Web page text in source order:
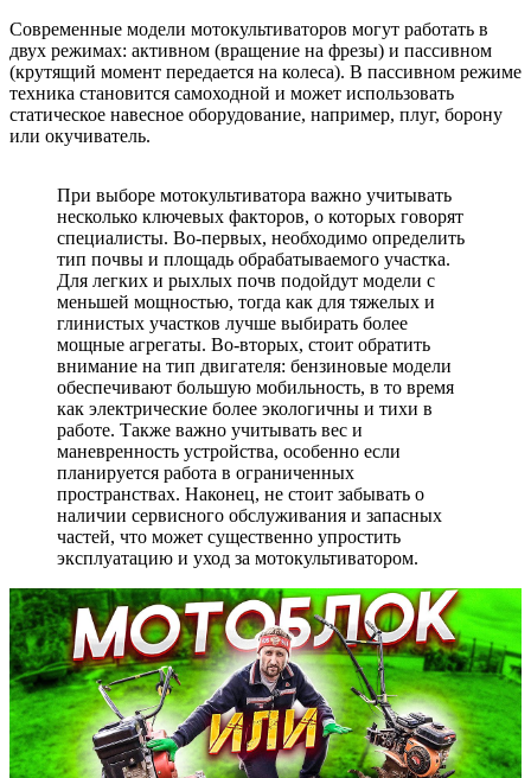
Современные модели мотокультиваторов могут работать в
двух режимах: активном (вращение на фрезы) и пассивном
(крутящий момент передается на колеса). В пассивном режиме
техника становится самоходной и может использовать
статическое навесное оборудование, например, плуг, борону
или окучиватель.
При выборе мотокультиватора важно учитывать
несколько ключевых факторов, о которых говорят
специалисты. Во-первых, необходимо определить
тип почвы и площадь обрабатываемого участка.
Для легких и рыхлых почв подойдут модели с
меньшей мощностью, тогда как для тяжелых и
глинистых участков лучше выбирать более
мощные агрегаты. Во-вторых, стоит обратить
внимание на тип двигателя: бензиновые модели
обеспечивают большую мобильность, в то время
как электрические более экологичны и тихи в
работе. Также важно учитывать вес и
маневренность устройства, особенно если
планируется работа в ограниченных
пространствах. Наконец, не стоит забывать о
наличии сервисного обслуживания и запасных
частей, что может существенно упростить
эксплуатацию и уход за мотокультиватором.